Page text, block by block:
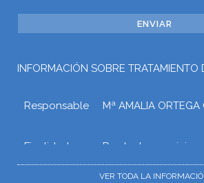
INFORMACIÓN SOBRE TRATAMIENTO
Responsable Mª AMALIA ORTEGA
Finalidad
Prestar los servicios
tipos de relaciones
VER TODA LA